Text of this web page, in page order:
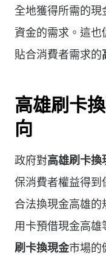
全地獲得所需的
資金的需求。這也
貼合消費者需求的
高雄刷卡
向
政府對高雄刷卡換
保消費者權益得到
合法換現金高雄的
用卡預借現金高
刷卡換現金市場的